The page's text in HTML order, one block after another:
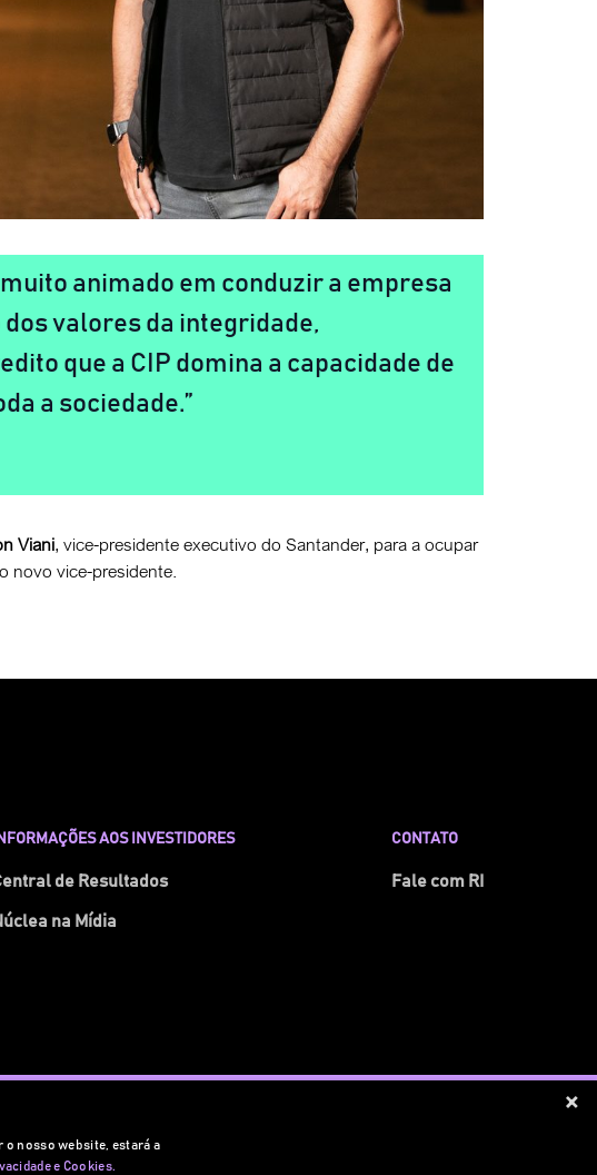
animado em conduzir a empresa
valores da integridade,
que a CIP domina a capacidade de
a sociedade.
Viani, vice-presidente executivo do Santander, para a ocupar
novo vice-presidente.
AOS INVESTIDORES
de Resultados
na Mídia
CONTATO
Fale com RI
×
o nosso website, estará a
e Cookies.